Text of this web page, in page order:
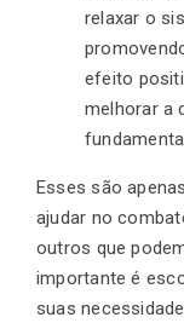
relaxar o
efeito
melhorar a
Esses são
ajudar no
outros que
importante é
suas